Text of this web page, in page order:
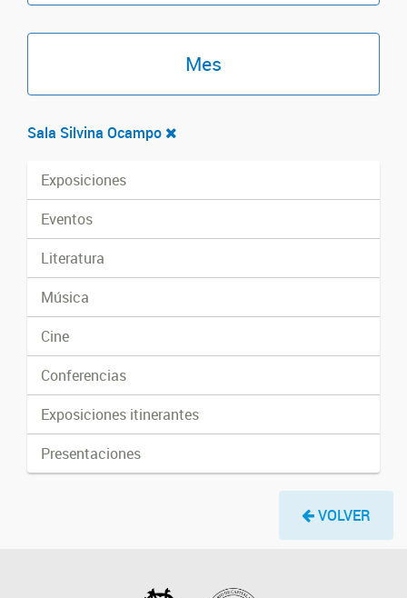
Mes
Sala Silvina Ocampo
Exposiciones
Eventos
Literatura
Música
Cine
Conferencias
Exposiciones itinerantes
Presentaciones
VOLVER